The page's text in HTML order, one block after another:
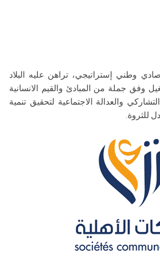
وطني إستراتيجي، تراهن عليه البلاد
وفق جملة من المبادئ والقيم الانسانية
والعدالة الاجتماعية لتحقيق تنمية
للثروة.